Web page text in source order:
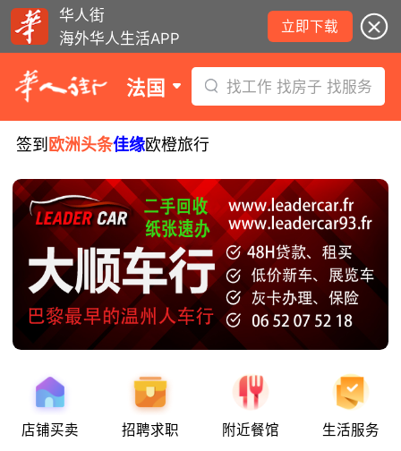
华人街
海外华人生活APP
立即下载
法国 找工作 找房子 找服务
签到 欧洲头条佳缘欧橙旅行
店铺买卖 招聘求职 附近餐馆 生活服务